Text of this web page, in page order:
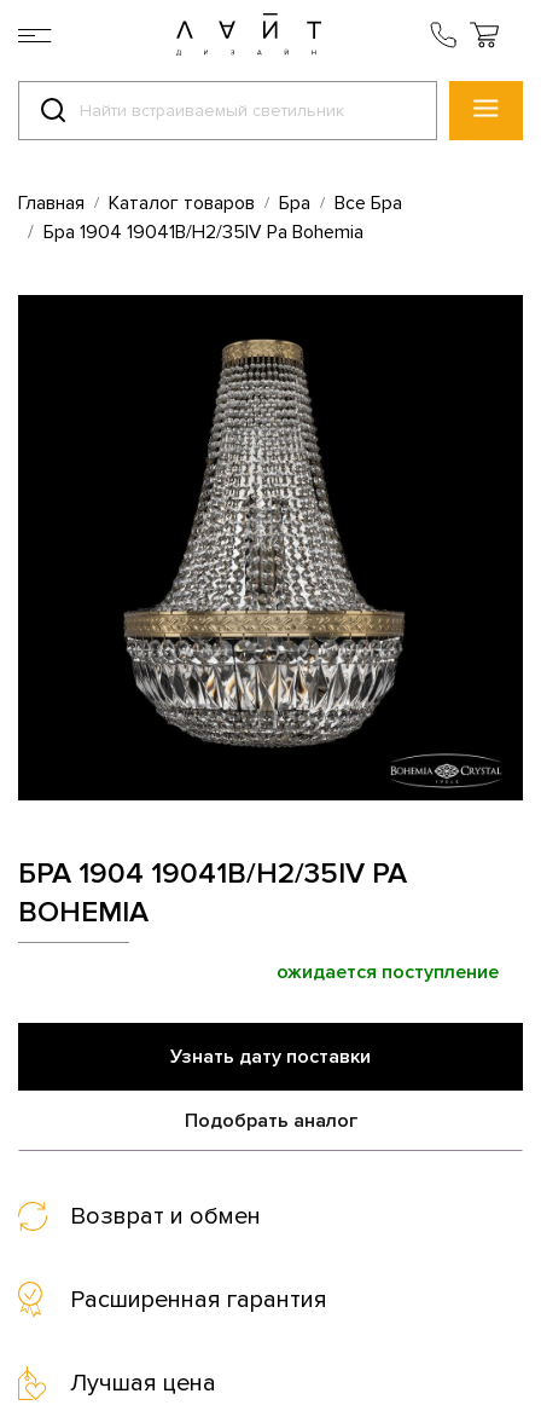
Главная Каталог товаров Бра
Все Бра
Бра 1904 19041B/H2/35IV Pa Bohemia
БРА 1904 19041B/H2/35IV PA
BOHEMIA
ожидается поступление
Узнать дату поставки
Подобрать аналог
Возврат и обмен
Расширенная гарантия
Лучшая цена